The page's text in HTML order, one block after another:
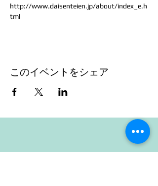
http://www.daisenteien.jp/about/index_e.h
tml
このイベントをシェア